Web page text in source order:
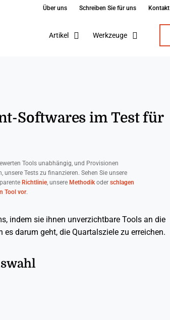
Über uns Schreiben Sie für uns Kontakt
Artikel Werkzeuge
Softwares im Test für
Tools unabhängig, und Provisionen
unsere Tests zu finanzieren. Sehen Sie unsere
Richtlinie, unsere Methodikoder schlagen
Tool vor.
indem sie ihnen unverzichtbare Tools an die
darum geht, die Quartalsziele zu erreichen.